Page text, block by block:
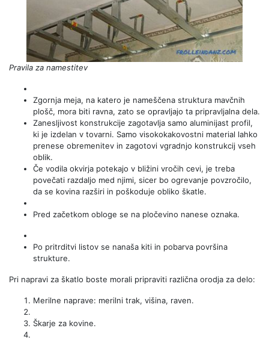
Pravila za namestitev
Zgornja meja, na katero je nameščena struktura mavčnih
plošč, mora biti ravna, zato se opravljajo ta pripravljalna dela.
Zanesljivost konstrukcije zagotavlja samo aluminijast profil,
ki je izdelan v tovarni. Samo visokokakovostni material lahko
prenese obremenitev in zagotovi vgradnjo konstrukcij vseh
oblik.
Če vodila okvirja potekajo v bližini vročih cevi, je treba
povečati razdaljo med njimi, sicer bo ogrevanje povzročilo,
da se kovina razširi in poškoduje obliko škatle.
Pred začetkom obloge se na pločevino nanese oznaka.
Po pritrditvi listov se nanaša kiti in pobarva površina
strukture.
Pri napravi za škatlo boste morali pripraviti različna orodja za delo:
Merilne naprave: merilni trak, višina, raven.
Škarje za kovine.